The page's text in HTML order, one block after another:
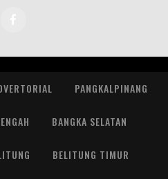
PANGKALPINANG
BANGKA SELATAN
BELITUNG TIMUR